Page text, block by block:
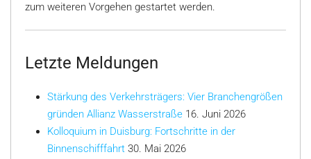
zum weiteren Vorgehen gestartet werden.
Letzte Meldungen
Stärkung des Verkehrsträgers: Vier Branchengrößen
gründen Allianz Wasserstraße 16. Juni 2026
Kolloquium in Duisburg: Fortschritte in der
Binnenschifffahrt 30. Mai 2026